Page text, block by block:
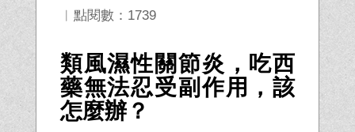
︱點閱數：1739
類風濕性關節炎，吃西
藥無法忍受副作用，該
怎麼辦？